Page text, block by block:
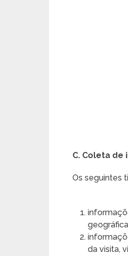
C. Coleta de
Os seguintes
da visita,